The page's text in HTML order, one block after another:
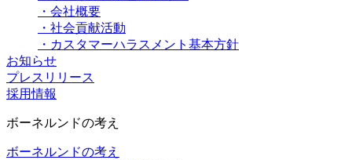
・会社概要
・社会貢献活動
・カスタマーハラスメント基本方針
お知らせ
プレスリリース
採用情報
ボーネルンドの考え
ボーネルンドの考え